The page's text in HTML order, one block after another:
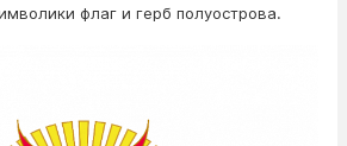
флаг и герб полуострова.